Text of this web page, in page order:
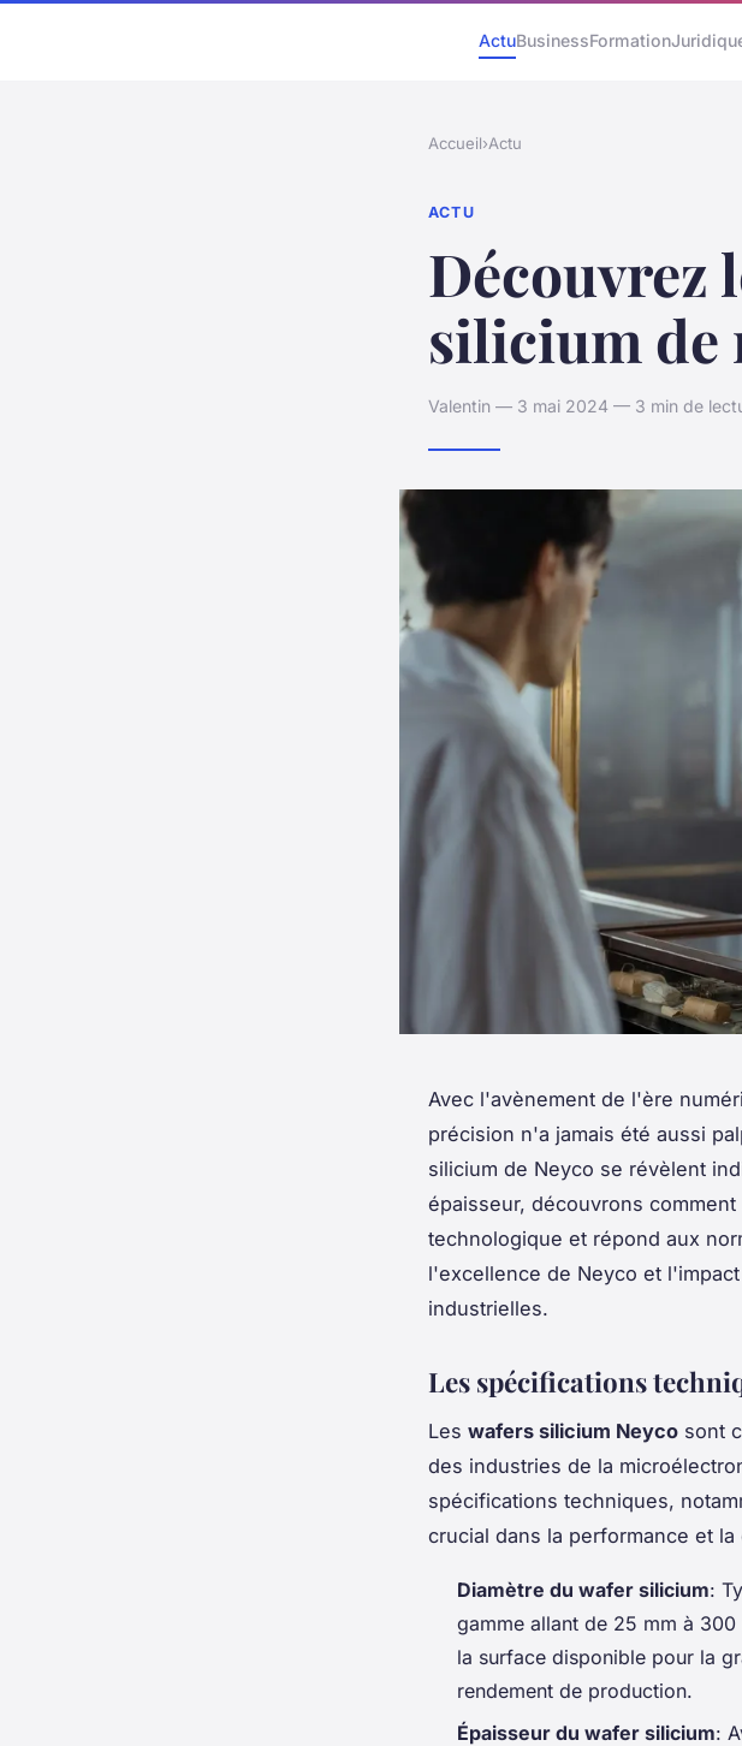
ActuBusinessFormation
Accueil›Actu
ACTU
Découvrez
silicium de
Valentin — 3 mai 2024 — 3 min de
Avec l'avènement de l'ère
précision n'a jamais été aussi
silicium de Neyco se révèlent
épaisseur, découvrons
technologique et répond aux
l'excellence de Neyco et
industrielles.
Les spécifications
Les wafers silicium Neyco sont
des industries de la
spécifications techniques,
crucial dans la performance et
Diamètre du wafer silicium:
gamme allant de 25 mm à
la surface disponible pour la
rendement de production.
Épaisseur du wafer silicium: